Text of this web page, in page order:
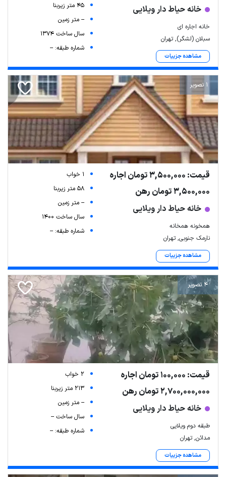
خانه حیاط دار ویلایی
خانه اجاره ای
سبلان (لشگر), تهران
مشاهده جزییات
45 متر زیربنا
-- متر زمین
سال ساخت 1374
شماره طبقه: --
1 تصویر
قیمت: 3,500,000 تومان اجاره
3,500,000 تومان رهن
خانه حیاط دار ویلایی
همخونه همخانه
نارمک جنوبی, تهران
مشاهده جزییات
1 خواب
58 متر زیربنا
-- متر زمین
سال ساخت 1400
شماره طبقه: --
4 تصویر
قیمت: 100,000 تومان اجاره
2,700,000,000 تومان رهن
خانه حیاط دار ویلایی
طبقه دوم ویلایی
مدائن, تهران
مشاهده جزییات
2 خواب
213 متر زیربنا
-- متر زمین
سال ساخت --
شماره طبقه: --